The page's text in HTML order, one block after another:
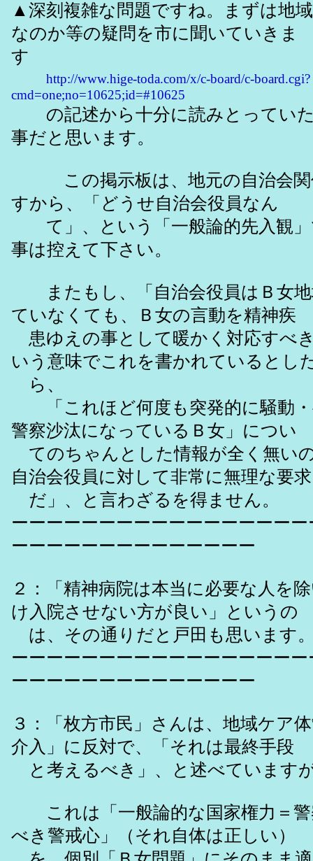
▲深刻複雑な問題ですね。まずは地
なのか等の疑問を市に聞いていきま
す
http://www.hige-toda.com/x/c-board/c-board.cgi?
cmd=one;no=10625;id=#10625
の記述から十分に読みとってい
事だと思います。
この掲示板は、地元の自治会関
すから、「どうせ自治会役員なん
て」、という「一般論的先入観」
事は控えて下さい。
またもし、「自治会役員はＢ女地
ていなくても、Ｂ女の言動を精神疾
患ゆえの事として暖かく対応すべ
いう意味でこれを書かれているとし
ら、
「これほど何度も突発的に騒動・
警察沙汰になっているＢ女」につい
てのちゃんとした情報が全く無い
自治会役員に対して非常に無理な要求
だ」、と言わざるを得ません。
ーーーーーーーーーーーーーーーー
ーーーーーーーーーーーーーー
２：「精神病院は本当に必要な人を
け入院させない方が良い」というの
は、その通りだと戸田も思います
ーーーーーーーーーーーーーーーー
ーーーーーーーーーーーーーー
３：「枚方市民」さんは、地域ケア
介入」に反対で、「それは最終手段
と考えるべき」、と述べています
これは「一般論的な国家権力＝警
べき警戒心」（それ自体は正しい）